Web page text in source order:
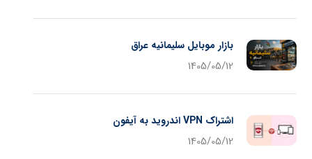
بازار موبایل سلیمانیه عراق
1405/05/12
اشتراک VPN اندروید به آیفون
1405/05/12